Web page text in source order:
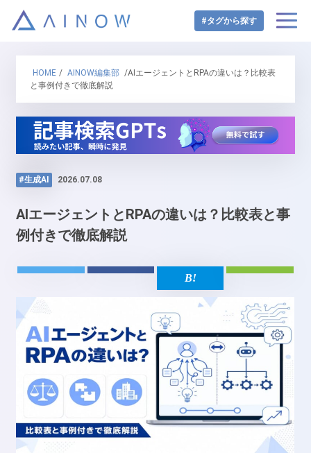
#タグから探す
HOME / AINOW編集部 /AIエージェントとRPAの違いは？比較表
と事例付きで徹底解説
#生成AI 2026.07.08
AIエージェントとRPAの違いは？比較表と事
例付きで徹底解説